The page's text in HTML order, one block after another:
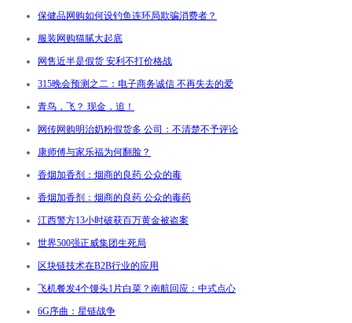
保健品网购如何设钓鱼连环局欺骗消费者？
服装网购猫腻大起底
网售近半是假货 安利不打价格战
315晚会预测之二：电子商务诚信 不再失去的爱
青鸟，飞？ 现金，追！
网传网购明治奶粉假货多 公司：不清楚不予评论
康师傅与家乐福为何翻脸？
香烟加香剂：烟商的良药 公众的毒
香烟加香剂：烟商的良药 公众的毒药
江西警方13小时破获百万黄金被盗案
世界500强正威集团生死局
区块链技术在B2B行业的应用
飞机餐发4个馒头1片白菜？南航回应：中式点心
6G序曲：星链战争